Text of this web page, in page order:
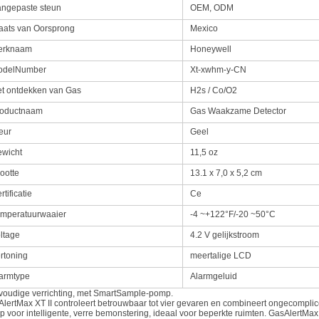
steun OEM, ODM
van Oorsprong Mexico
Honeywell
Xt-xwhm-y-CN
ontdekken van Gas H2s / Co/O2
Gas Waakzame Detector
Geel
11,5 oz
13.1 x 7,0 x 5,2 cm
Ce
-4 ~+122°F/-20 ~50°C
4.2 V gelijkstroom
meertalige LCD
Alarmgeluid
verrichting, met SmartSample-pomp.
XT II controleert betrouwbaar tot vier gevaren en combineert
voor intelligente, verre bemonstering, ideaal voor beperkte ruimten.